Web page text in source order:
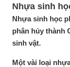
Nhựa sinh
Nhựa sinh học
phân hủy thành
sinh vật.
Một vài loại